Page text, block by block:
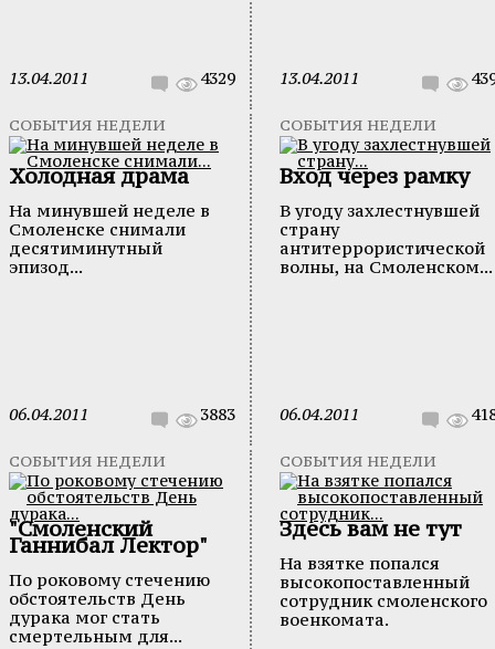
13.04.2011 4329 13.04.2011
СОБЫТИЯ НЕДЕЛИ
Холодная драма
На минувшей неделе в
Смоленске снимали
десятиминутный
эпизод...
06.04.2011 3883
СОБЫТИЯ НЕДЕЛИ
Вход через рамку
В угоду захлестнувшей
страну
антитеррористической
волны, на Смоленском...
06.04.2011
СОБЫТИЯ НЕДЕЛИ
"Смоленский
Ганнибал Лектор"
По роковому стечению
обстоятельств День
дурака мог стать
смертельным для...
СОБЫТИЯ НЕДЕЛИ
Здесь вам не тут
На взятке попался
высокопоставленный
сотрудник смоленского
военкомата.